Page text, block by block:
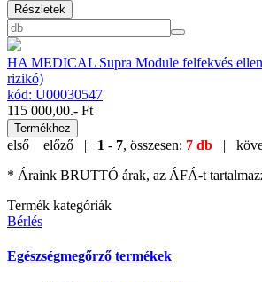
Részletek
HA MEDICAL Supra Module felfekvés
rizikó)
kód: U00030547
115 000,00.- Ft
Termékhez
első előző | 1 - 7, összesen: 7 db |
* Áraink BRUTTÓ árak, az ÁFÁ-t
Termék kategóriák
Bérlés
Egészségmegőrző termékek